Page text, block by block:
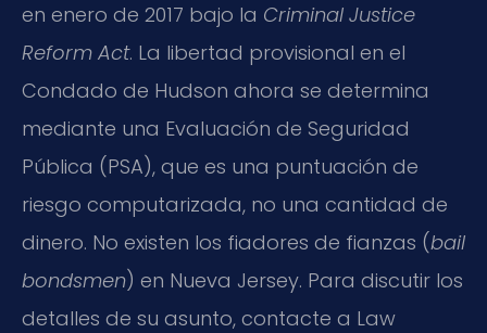
en enero de 2017 bajo la Criminal Justice
Reform Act. La libertad provisional en el
Condado de Hudson ahora se determina
mediante una Evaluación de Seguridad
Pública (PSA), que es una puntuación de
riesgo computarizada, no una cantidad de
dinero. No existen los fiadores de fianzas (bail
bondsmen) en Nueva Jersey. Para discutir los
detalles de su asunto, contacte a Law